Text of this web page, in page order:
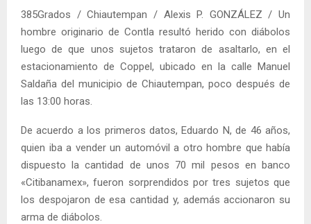
385Grados / Chiautempan / Alexis P. GONZÁLEZ / Un
hombre originario de Contla resultó herido con diábolos
luego de que unos sujetos trataron de asaltarlo, en el
estacionamiento de Coppel, ubicado en la calle Manuel
Saldaña del municipio de Chiautempan, poco después de
las 13:00 horas.
De acuerdo a los primeros datos, Eduardo N, de 46 años,
quien iba a vender un automóvil a otro hombre que había
dispuesto la cantidad de unos 70 mil pesos en banco
«Citibanamex», fueron sorprendidos por tres sujetos que
los despojaron de esa cantidad y, además accionaron su
arma de diábolos.